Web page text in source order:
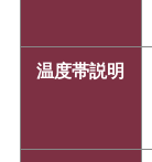
温度帯説明